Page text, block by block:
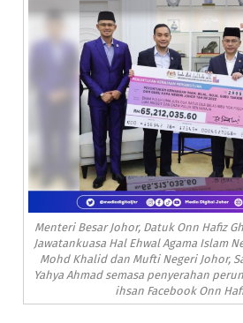
Menteri Besar Johor, Datuk Onn Hafiz
Jawatankuasa Hal Ehwal Agama Islam
Mohd Khalid dan Mufti Negeri Johor,
Yahya Ahmad semasa penyerahan
ihsan Facebook Onn